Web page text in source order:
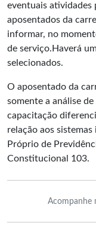
eventuais atividades
aposentados da
informar, no
de serviço.Haverá
selecionados.
O aposentado da
somente a análise
capacitação
relação aos
Próprio de
Constitucional 103.
Acompanhe